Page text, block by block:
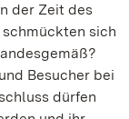
der Zeit des
sich
Besucher bei
dürfen